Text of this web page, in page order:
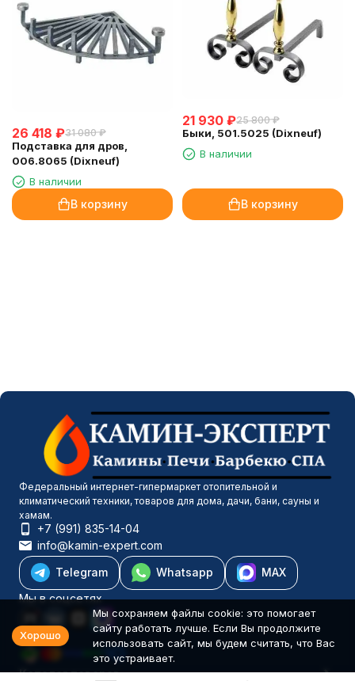
26 418 ₽31 080 ₽
Подставка для дров,
006.8065 (Dixneuf)
В наличии
В корзину
21 930 ₽25 800 ₽
Быки, 501.5025 (Dixneuf)
В наличии
В корзину
Федеральный интернет-гипермаркет отопительной и
климатический техники, товаров для дома, дачи, бани, сауны и
хамам.
+7 (991) 835-14-04
info@kamin-expert.com
Telegram
Whatsapp
MAX
Мы в соцсетях
Каталог товаров
Хорошо
Мы сохраняем файлы cookie: это помогает
сайту работать лучше. Если Вы продолжите
использовать сайт, мы будем считать, что Вас
это устраивает.